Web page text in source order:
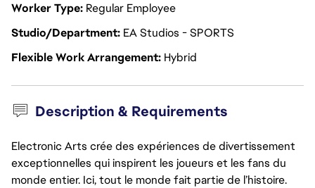
Worker Type Regular Employee
Studio/Department EA Studios - SPORTS
Flexible Work Arrangement Hybrid
Description & Requirements
Electronic Arts crée des expériences de divertissement
exceptionnelles qui inspirent les joueurs et les fans du
monde entier. Ici, tout le monde fait partie de l’histoire.